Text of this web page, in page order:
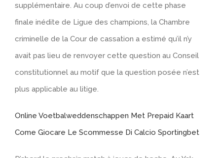
supplémentaire. Au coup d’envoi de cette phase
finale inédite de Ligue des champions, la Chambre
criminelle de la Cour de cassation a estimé qu’il n’y
avait pas lieu de renvoyer cette question au Conseil
constitutionnel au motif que la question posée n’est
plus applicable au litige.
Online Voetbalweddenschappen Met Prepaid Kaart
Come Giocare Le Scommesse Di Calcio Sportingbet